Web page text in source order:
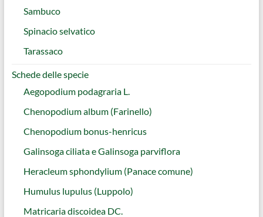
Sambuco
Spinacio selvatico
Tarassaco
Schede delle specie
Aegopodium podagraria L.
Chenopodium album (Farinello)
Chenopodium bonus-henricus
Galinsoga ciliata e Galinsoga parviflora
Heracleum sphondylium (Panace comune)
Humulus lupulus (Luppolo)
Matricaria discoidea DC.